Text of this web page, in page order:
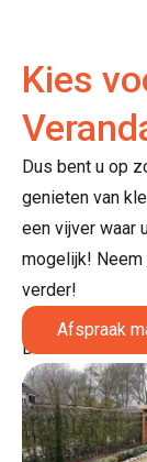
Kies
Dus bent u op
genieten van
een vijver waar
mogelijk! Neem
verder!
Afspraak
Bezoek onze